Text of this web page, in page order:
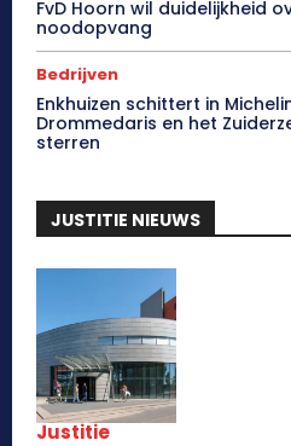
FvD Hoorn wil duidelijkheid
noodopvang
Bedrijven
Enkhuizen schittert in
Drommedaris en het
sterren
JUSTITIE NIEUWS
Justitie